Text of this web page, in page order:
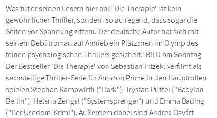
Was tut er seinen Lesern hier an? 'Die Therapie' ist kein
gewöhnlicher Thriller, sondern so aufregend, dass sogar die
Seiten vor Spannung zittern. Der deutsche Autor hat sich mit
seinem Debütroman auf Anhieb ein Plätzchen im Olymp des
feinen psychologischen Thrillers gesichert.' BILD am Sonntag
Der Bestseller 'Die Therapie' von Sebastian Fitzek: verfilmt als
sechsteilige Thriller-Serie für Amazon Prime In den Hauptrollen
spielen Stephan Kampwirth ("Dark"), Trystan Pütter ("Babylon
Berlin"), Helena Zengel ("Systemsprenger") und Emma Bading
("Der Usedom-Krimi"). Außerdem dabei sind Andrea Osvárt